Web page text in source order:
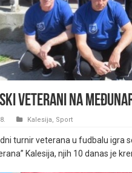
veterani na
Kalesija, Sport
turnir veterana u fudbalu igra
Kalesija, njih 10 danas je